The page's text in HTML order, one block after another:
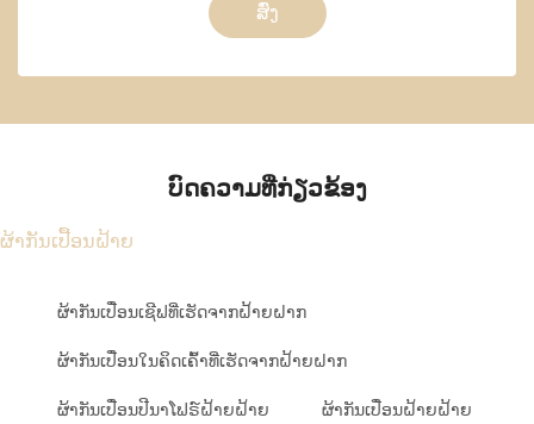
ສົ່ງ
ບົດຄວາມທີ່ກ່ຽວຂ້ອງ
ຜ້າກັນເປື້ອນຝ້າຍ
ຜ້າກັນເປື່ອນເຊີຟທີ່ເຮັດຈາກຝ້າຍຝາກ
ຜ້າກັນເປື່ອນໃນຄິດເຄົ້າທີ່ເຮັດຈາກຝ້າຍຝາກ
ຜ້າກັນເປື່ອນປີນາໂຟຣ໌ຝ້າຍຝ້າຍ ຜ້າກັນເປື່ອນຝ້າຍຝ້າຍ